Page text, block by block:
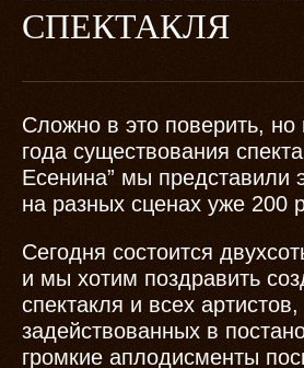
СПЕКТАКЛЯ
Сложно в это поверить, но
года существования
Есенина” мы представили
на разных сценах уже 200
Сегодня состоится
и мы хотим поздравить
спектакля и всех артистов,
задействованных в
громкие аплодисменты